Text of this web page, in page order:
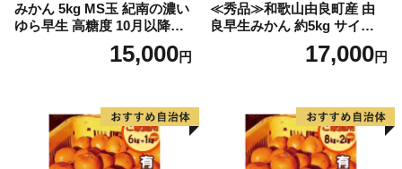
みかん 5kg MS玉 紀南の濃い
ゆら早生 高糖度 10月以降発
送 マルチ被覆栽培15,000円
≪秀品≫和歌山由良町産 由
良早生みかん 約5kg サイズお
まかせ【sml106C】17,000円